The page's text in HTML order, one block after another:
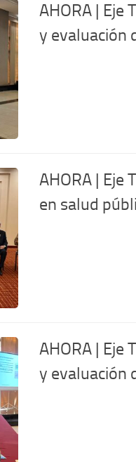
AHORA | Eje
y evaluación
AHORA |
en salud
AHORA | Eje
y evaluación